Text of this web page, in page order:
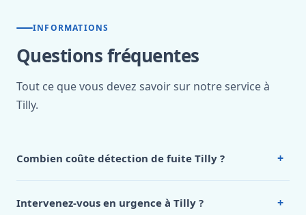
INFORMATIONS
Questions fréquentes
Tout ce que vous devez savoir sur notre service à
Tilly.
Combien coûte détection de fuite Tilly ? +
appelez le 0472 53 24 26.
Intervenez-vous en urgence à Tilly ? +